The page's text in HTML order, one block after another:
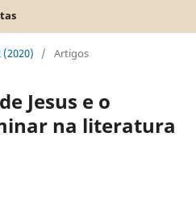
(2020) / Artigos
Jesus e o
na literatura